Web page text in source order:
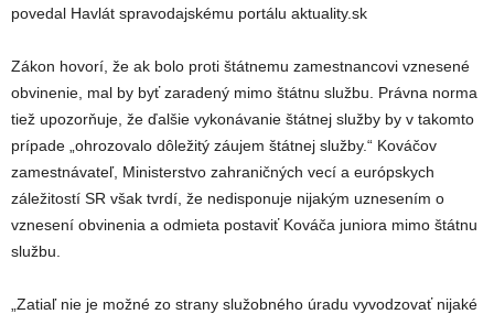
povedal Havlát spravodajskému portálu aktuality.sk
Zákon hovorí, že ak bolo proti štátnemu zamestnancovi vznesené
obvinenie, mal by byť zaradený mimo štátnu službu. Právna norma
tiež upozorňuje, že ďalšie vykonávanie štátnej služby by v takomto
prípade „ohrozovalo dôležitý záujem štátnej služby.“ Kováčov
zamestnávateľ, Ministerstvo zahraničných vecí a európskych
záležitostí SR však tvrdí, že nedisponuje nijakým uznesením o
vznesení obvinenia a odmieta postaviť Kováča juniora mimo štátnu
službu.
„Zatiaľ nie je možné zo strany služobného úradu vyvodzovať nijaké